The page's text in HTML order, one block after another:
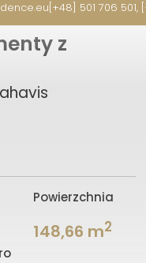
[+48] 501 706
z
Powierzchnia
148,66 m2